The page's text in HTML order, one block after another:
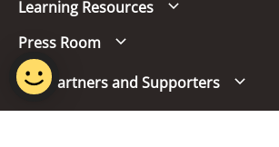
Learning Resources
Press Room
Our Partners and Supporters